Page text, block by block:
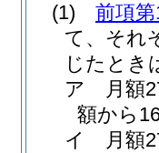
(1)
前項
て、それ
じたとき
ア
月額
額から
イ
月額